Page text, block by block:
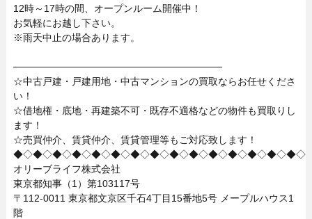
12時～17時の間、オープンルーム開催中！
お気軽にお越し下さい。
※雨天中止の場合あります。
──────────────────────────────
☆中古戸建・戸建用地・中古マンションの買取ならお任せくださ
い！
☆借地権・底地・再建築不可・既存不適格などの物件も買取りし
ます！
☆売買仲介、賃貸仲介、賃貸管理等もご対応致します！
◆◇◆◇◆◇◆◇◆◇◆◇◆◇◆◇◆◇◆◇◆◇◆◇◆◇◆◇◆◇
オリーブライフ株式会社
東京都知事（1）第103117号
〒112-0011 東京都文京区千石4丁目15番地5号 メープルハウス1
階